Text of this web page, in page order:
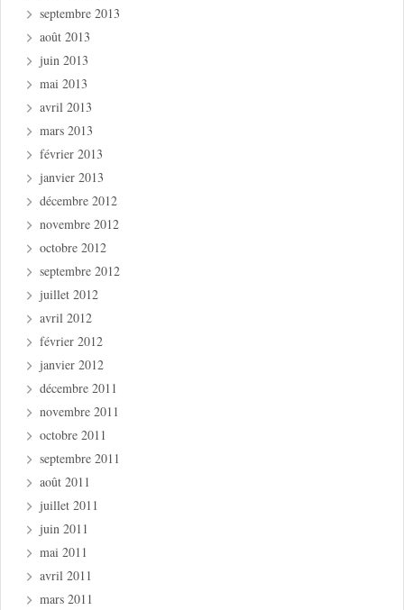
septembre 2013
août 2013
juin 2013
mai 2013
avril 2013
mars 2013
février 2013
janvier 2013
décembre 2012
novembre 2012
octobre 2012
septembre 2012
juillet 2012
avril 2012
février 2012
janvier 2012
décembre 2011
novembre 2011
octobre 2011
septembre 2011
août 2011
juillet 2011
juin 2011
mai 2011
avril 2011
mars 2011